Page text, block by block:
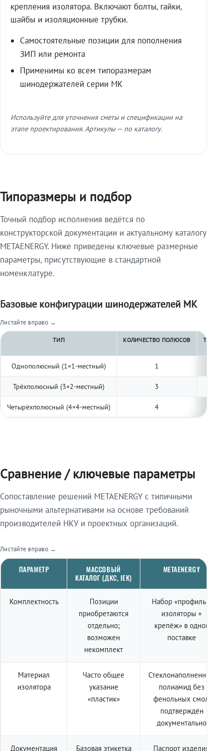
крепления изолятора. Включают болты, гайки,
шайбы и изоляционные трубки.
Самостоятельные позиции для пополнения
ЗИП или ремонта
Применимы ко всем типоразмерам
шинодержателей серии МК
Используйте для уточнения сметы и спецификации на
этапе проектирования. Артикулы — по каталогу.
Типоразмеры и подбор
Точный подбор исполнения ведётся по
конструкторской документации и актуальному каталогу
METAENERGY. Ниже приведены ключевые размерные
параметры, присутствующие в стандартной
номенклатуре.
Базовые конфигурации шинодержателей МК
Листайте вправо →
ТИП КОЛИЧЕСТВО ПОЛЮСОВ
Однополюсный (1×1-местный) 1
Трёхполюсный (3×2-местный) 3
Четырёхполюсный (4×4-местный) 4
Сравнение / ключевые параметры
Сопоставление решений METAENERGY с типичными
рыночными альтернативами на основе требований
производителей НКУ и проектных организаций.
Листайте вправо →
ПАРАМЕТР
МАССОВЫЙ
КАТАЛОГ (ДКС, IEK)
METAENERGY
Комплектность
Позиции
приобретаются
отдельно;
возможен
некомплект
Набор «профиль +
изоляторы +
крепёж» в одной
поставке
Материал
изолятора
Часто общее
указание
«пластик»
Стеклонаполненный
полиамид без
фенольных смол,
подтверждён
документально
Документация Базовая этикетка Паспорт изделия,